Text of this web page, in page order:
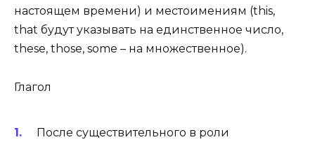
настоящем времени) и местоимениям (this,
that будут указывать на единственное число,
these, those, some – на множественное).
Глагол
После существительного в роли